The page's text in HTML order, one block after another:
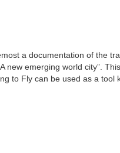
a documentation of the
new emerging world city”.
to Fly can be used as a tool